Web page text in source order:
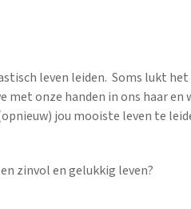
leven leiden. Soms lukt het
onze handen in ons haar
jou mooiste leven te
zinvol en gelukkig leven?